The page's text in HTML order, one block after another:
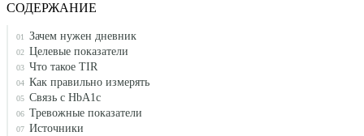
СОДЕРЖАНИЕ
01 Зачем нужен дневник
02 Целевые показатели
03 Что такое TIR
04 Как правильно измерять
05 Связь с HbA1c
06 Тревожные показатели
07 Источники